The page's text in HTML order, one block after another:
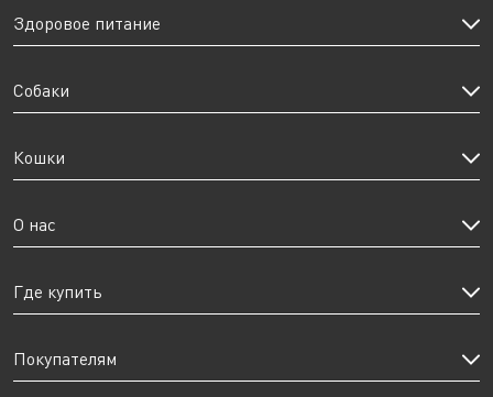
Здоровое питание
Собаки
Кошки
О нас
Где купить
Покупателям